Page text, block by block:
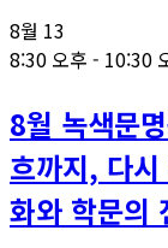
8월 13
8:30 오후 - 10:30
8월 녹색문
흐까지, 다
화와 학문의